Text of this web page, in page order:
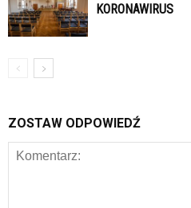
KORONAWIRUS
ZOSTAW ODPOWIEDŹ